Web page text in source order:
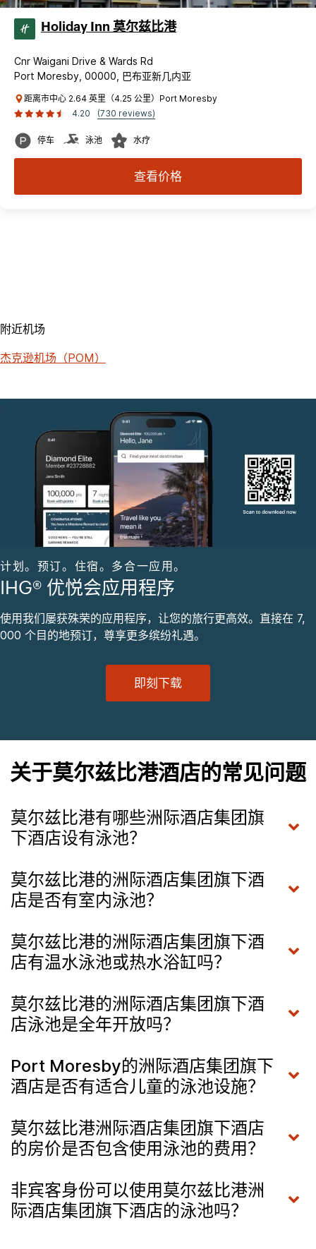
Holiday Inn 莫尔兹比港
Cnr Waigani Drive & Wards Rd
Port Moresby, 00000, 巴布亚新几内亚
距离市中心 2.64 英里（4.25 公里）Port Moresby
4.20
(730 reviews)
停车 泳池 水疗
查看价格
附近机场
杰克逊机场（POM）
计划。预订。住宿。多合一应用。
IHG® 优悦会应用程序
使用我们屡获殊荣的应用程序，让您的旅行更高效。直接在 7,
000 个目的地预订，尊享更多缤纷礼遇。
即刻下载
关于莫尔兹比港酒店的常见问题
莫尔兹比港有哪些洲际酒店集团旗
下酒店设有泳池？
莫尔兹比港的洲际酒店集团旗下酒
店是否有室内泳池？
莫尔兹比港的洲际酒店集团旗下酒
店有温水泳池或热水浴缸吗？
莫尔兹比港的洲际酒店集团旗下酒
店泳池是全年开放吗？
Port Moresby的洲际酒店集团旗下
酒店是否有适合儿童的泳池设施？
莫尔兹比港洲际酒店集团旗下酒店
的房价是否包含使用泳池的费用？
非宾客身份可以使用莫尔兹比港洲
际酒店集团旗下酒店的泳池吗？